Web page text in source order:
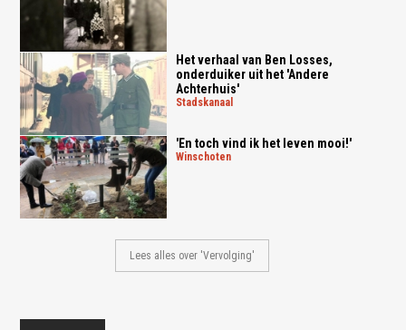
Het verhaal van Ben Losses,
onderduiker uit het 'Andere
Achterhuis'
stadskanaal
'En toch vind ik het leven mooi!'
winschoten
Lees alles over 'Vervolging'